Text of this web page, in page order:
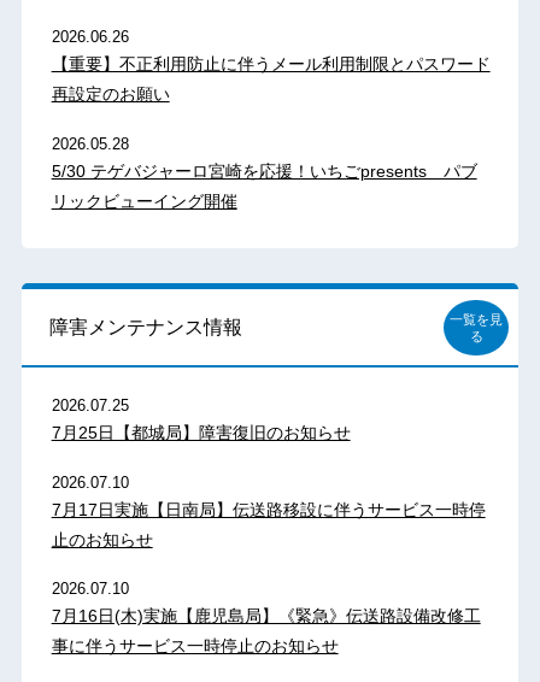
2026.06.26
【重要】不正利用防止に伴うメール利用制限とパスワード
再設定のお願い
2026.05.28
5/30 テゲバジャーロ宮崎を応援！いちごpresents パブ
リックビューイング開催
障害メンテナンス情報
一覧を見
る
2026.07.25
7月25日【都城局】障害復旧のお知らせ
2026.07.10
7月17日実施【日南局】伝送路移設に伴うサービス一時停
止のお知らせ
2026.07.10
7月16日(木)実施【鹿児島局】《緊急》伝送路設備改修工
事に伴うサービス一時停止のお知らせ